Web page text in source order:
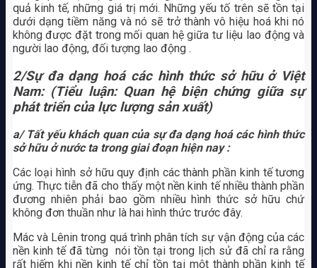
quả kinh tế, những giá trị mới. Những yếu tố trên sẽ tồn tại
dưới dạng tiềm năng và nó sẽ trở thành vô hiệu hoá khi nó
không được đặt trong mối quan hệ giữa tư liệu lao động và
người lao động, đối tượng lao động .
2/Sự đa dạng hoá các hình thức sở hữu ở Việt
Nam: (Tiểu luận: Quan hệ biện chứng giữa sự
phát triển của lực lượng sản xuất)
a/ Tất yếu khách quan của sự đa dạng hoá các hình thức
sở hữu ở nước ta trong giai đoạn hiện nay :
Các loại hình sở hữu quy định các thành phần kinh tế tương
ứng. Thực tiễn đã cho thấy một nền kinh tế nhiều thành phần
đương nhiên phải bao gồm nhiều hình thức sở hữu chứ
không đơn thuần như là hai hình thức trước đây.
Mác và Lênin trong quá trình phân tích sự vận động của các
nền kinh tế đã từng nói tồn tại trong lịch sử đã chỉ ra rằng
rất hiếm khi nền kinh tế chỉ tồn tại một thành phần kinh tế